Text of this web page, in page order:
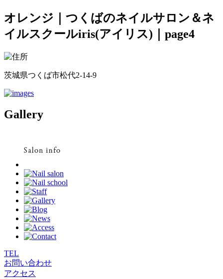
オレンジ｜つくばのネイルサロン＆ネ
イルスクールiris(アイリス)｜page4
茨城県つくば市松代2-14-9
Gallery
TEL
お問い合わせ
アクセス